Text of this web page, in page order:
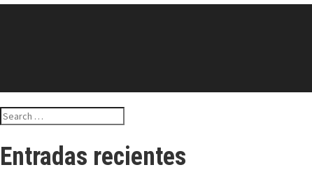
Search
for:
Entradas recientes